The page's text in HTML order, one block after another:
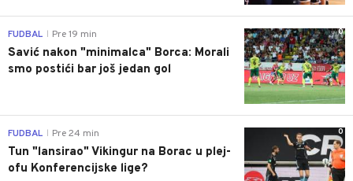
0
FUDBAL Pre 19 min
Savić nakon "minimalca" Borca: Morali
smo postići bar još jedan gol
0
FUDBAL Pre 24 min
Tun "lansirao" Vikingur na Borac u plej-
ofu Konferencijske lige?